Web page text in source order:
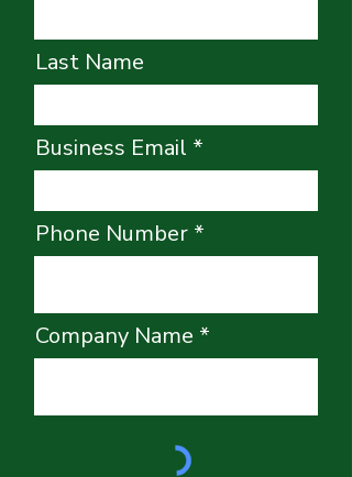
Last Name
Business Email
Phone Number
Company Name